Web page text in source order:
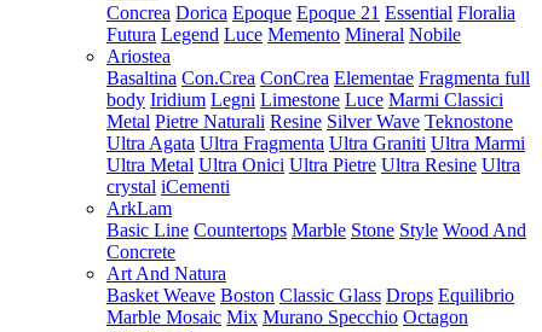
Concrea Dorica Epoque Epoque 21 Essential Floralia
Futura Legend Luce Memento Mineral Nobile
Ariostea
Basaltina Con.Crea ConCrea Elementae Fragmenta full
body Iridium Legni Limestone Luce Marmi Classici
Metal Pietre Naturali Resine Silver Wave Teknostone
Ultra Agata Ultra Fragmenta Ultra Graniti Ultra Marmi
Ultra Metal Ultra Onici Ultra Pietre Ultra Resine Ultra
crystal iCementi
ArkLam
Basic Line Countertops Marble Stone Style Wood And
Concrete
Art And Natura
Basket Weave Boston Classic Glass Drops Equilibrio
Marble Mosaic Mix Murano Specchio Octagon